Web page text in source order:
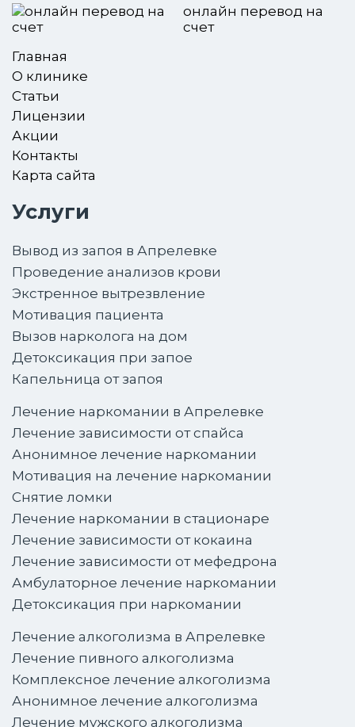
онлайн перевод на
счет
Главная
О клинике
Статьи
Лицензии
Акции
Контакты
Карта сайта
Услуги
Вывод из запоя в Апрелевке
Проведение анализов крови
Экстренное вытрезвление
Мотивация пациента
Вызов нарколога на дом
Детоксикация при запое
Капельница от запоя
Лечение наркомании в Апрелевке
Лечение зависимости от спайса
Анонимное лечение наркомании
Мотивация на лечение наркомании
Снятие ломки
Лечение наркомании в стационаре
Лечение зависимости от кокаина
Лечение зависимости от мефедрона
Амбулаторное лечение наркомании
Детоксикация при наркомании
Лечение алкоголизма в Апрелевке
Лечение пивного алкоголизма
Комплексное лечение алкоголизма
Анонимное лечение алкоголизма
Лечение мужского алкоголизма